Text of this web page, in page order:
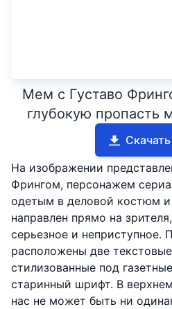
Мем с Густаво
глубокую пропасть
На изображении
Фрингом, персонажем
одетым в деловой костюм и
направлен прямо на
серьезное и неприступное.
расположены две
стилизованные под
старинный шрифт. В
нас не может быть ни